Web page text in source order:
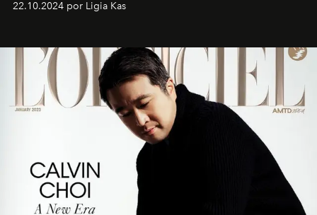
22.10.2024 por Ligia Kas